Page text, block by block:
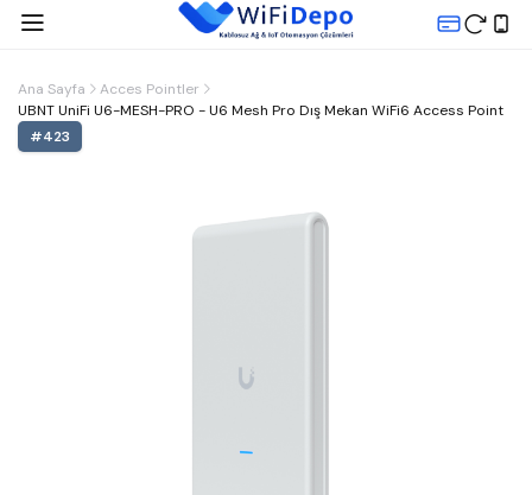
Ana Sayfa
Acces Pointler
UBNT UniFi U6-MESH-PRO - U6 Mesh Pro Dış Mekan WiFi6 Access Point
#423